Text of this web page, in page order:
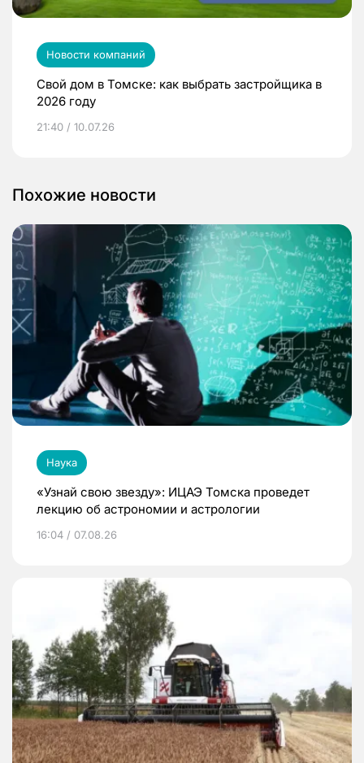
Новости компаний
Свой дом в Томске: как выбрать застройщика в
2026 году
21:40 / 10.07.26
Похожие новости
Наука
«Узнай свою звезду»: ИЦАЭ Томска проведет
лекцию об астрономии и астрологии
16:04 / 07.08.26